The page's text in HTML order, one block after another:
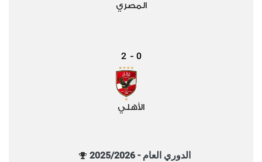
المصري
0
-
2
الأهلي
الدوري العام - 2025/2026